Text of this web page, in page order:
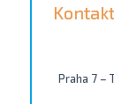
Praha 7 –